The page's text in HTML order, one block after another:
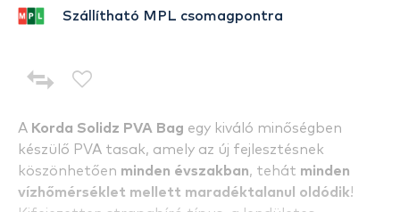
A Korda Solidz PVA Bag egy kiváló minőségben
készülő PVA tasak, amely az új fejlesztésnek
köszönhetően minden évszakban, tehát minden
vízhőmérséklet mellett maradéktalanul oldódik!
Szállítható MPL csomagpontra